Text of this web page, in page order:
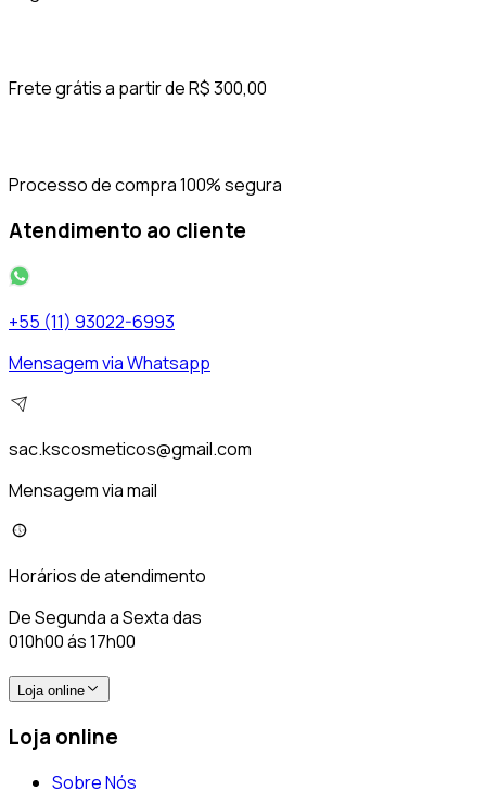
Frete grátis a partir de R$ 300,00
Processo de compra 100% segura
Atendimento ao cliente
+55 (11) 93022-6993
Mensagem via Whatsapp
sac.kscosmeticos@gmail.com
Mensagem via mail
Horários de atendimento
De Segunda a Sexta das
010h00 ás 17h00
Loja online
Loja online
Sobre Nós